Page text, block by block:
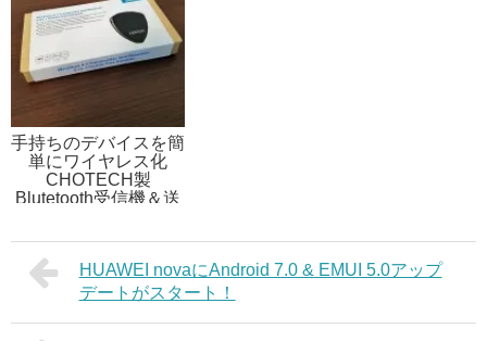
手持ちのデバイスを簡
単にワイヤレス化
CHOTECH製
Blutetooth受信機＆送
HUAWEI novaにAndroid 7.0 & EMUI 5.0アップ
デートがスタート！